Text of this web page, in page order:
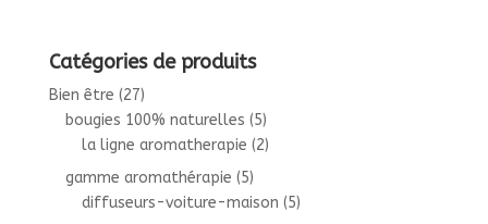
Catégories de produits
Bien être (27)
bougies 100% naturelles (5)
la ligne aromatherapie (2)
gamme aromathérapie (5)
diffuseurs-voiture-maison (5)